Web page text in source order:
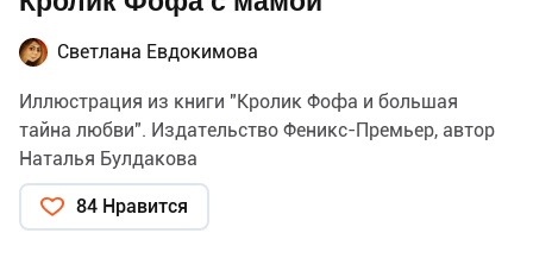
Светлана Евдокимова
Иллюстрация из книги "Кролик Фофа и большая
тайна любви". Издательство Феникс-Премьер, автор
Наталья Булдакова
84 Нравится